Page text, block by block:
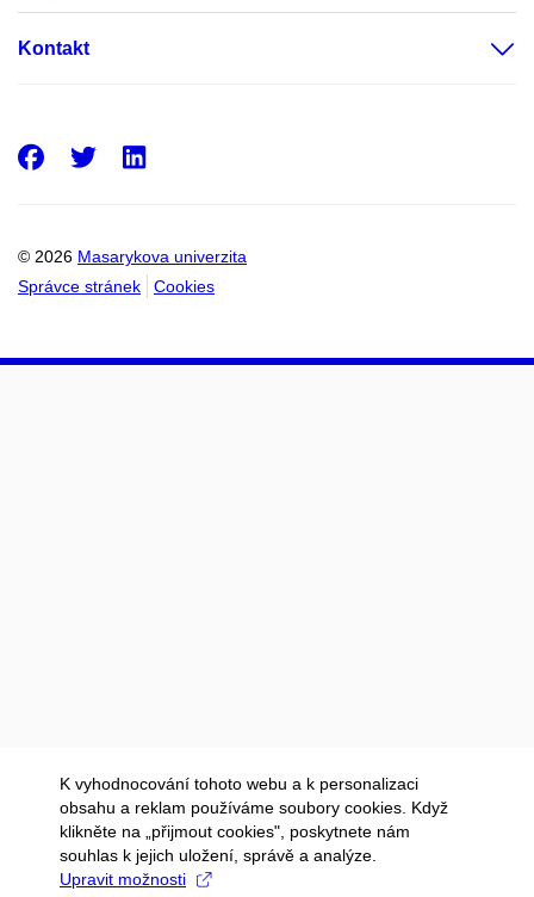
Kontakt
© 2026 Masarykova univerzita
Správce stránek
Cookies
Facebook
Twitter
K vyhodnocování tohoto webu a k personalizaci
obsahu a reklam používáme soubory cookies. Když
klikněte na „přijmout cookies", poskytnete nám
souhlas k jejich uložení, správě a analýze.
Upravit možnosti